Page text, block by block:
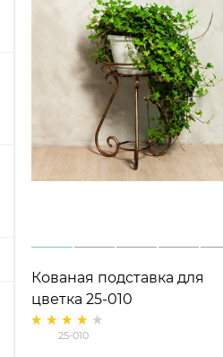
Кованая подставка для
цветка 25-010
25-010